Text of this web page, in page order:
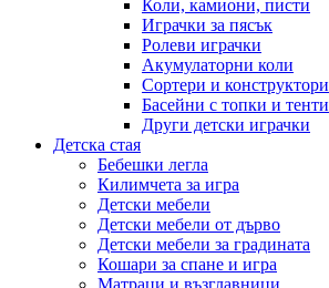
Коли, камиони, писти
Играчки за пясък
Ролеви играчки
Акумулаторни коли
Сортери и конструктори
Басейни с топки и тенти
Други детски играчки
Детска стая
Бебешки легла
Килимчета за игра
Детски мебели
Детски мебели от дърво
Детски мебели за градината
Кошари за спане и игра
Матраци и възглавници